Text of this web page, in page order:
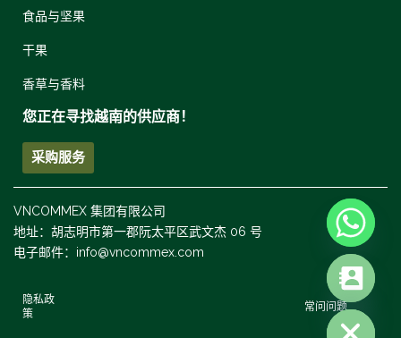
食品与坚果
干果
香草与香料
您正在寻找越南的供应商！
采购服务
VNCOMMEX 集团有限公司
地址：胡志明市第一郡阮太平区武文杰 06 号
电子邮件：info@vncommex.com
隐私政
策
常问问题
HIDE CHATY